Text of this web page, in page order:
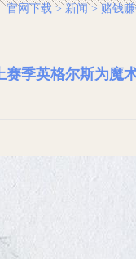
官网下载 >新闻 > 赌钱赚
赛季英格尔斯为魔